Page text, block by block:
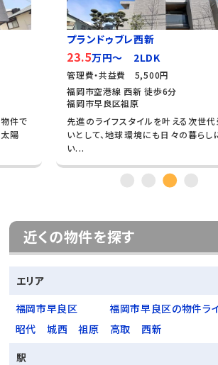
件で
陽
プランドゥブレ西新
23.5万円～ 2LDK
管理費・共益費 5,500円
福岡市空港線 西新 徒歩6分
福岡市早良区祖原
先進のライフスタイルを叶える次世
いとして、地球環境にも日々の暮らし
い...
近くの物件を探す
エリア
福岡市早良区
福岡市早良区の物件ラ
昭代
城西 祖原 高取
西新
駅